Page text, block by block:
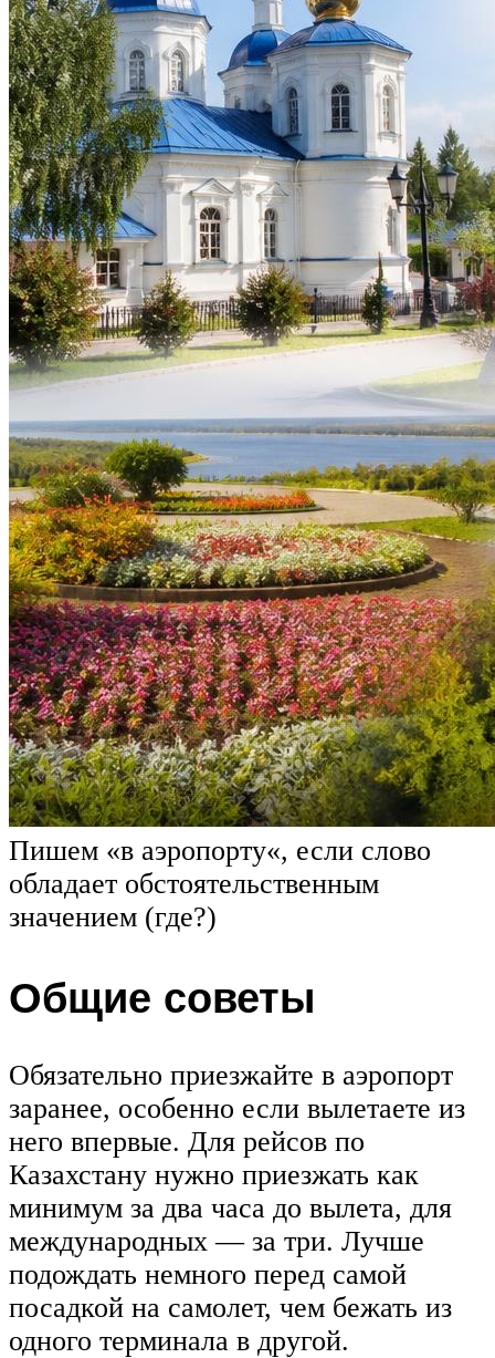
Пишем «в аэропорту«, если слово
обладает обстоятельственным
значением (где?)
Общие советы
Обязательно приезжайте в аэропорт
заранее, особенно если вылетаете из
него впервые. Для рейсов по
Казахстану нужно приезжать как
минимум за два часа до вылета, для
международных — за три. Лучше
подождать немного перед самой
посадкой на самолет, чем бежать из
одного терминала в другой.